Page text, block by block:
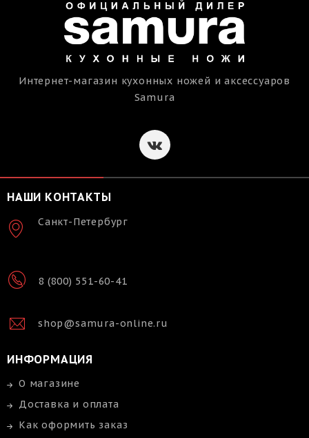
Интернет-магазин кухонных ножей и аксессуаров
Samura
НАШИ КОНТАКТЫ
Санкт-Петербург
8 (800) 551-60-41
shop@samura-online.ru
ИНФОРМАЦИЯ
О магазине
Доставка и оплата
Как оформить заказ